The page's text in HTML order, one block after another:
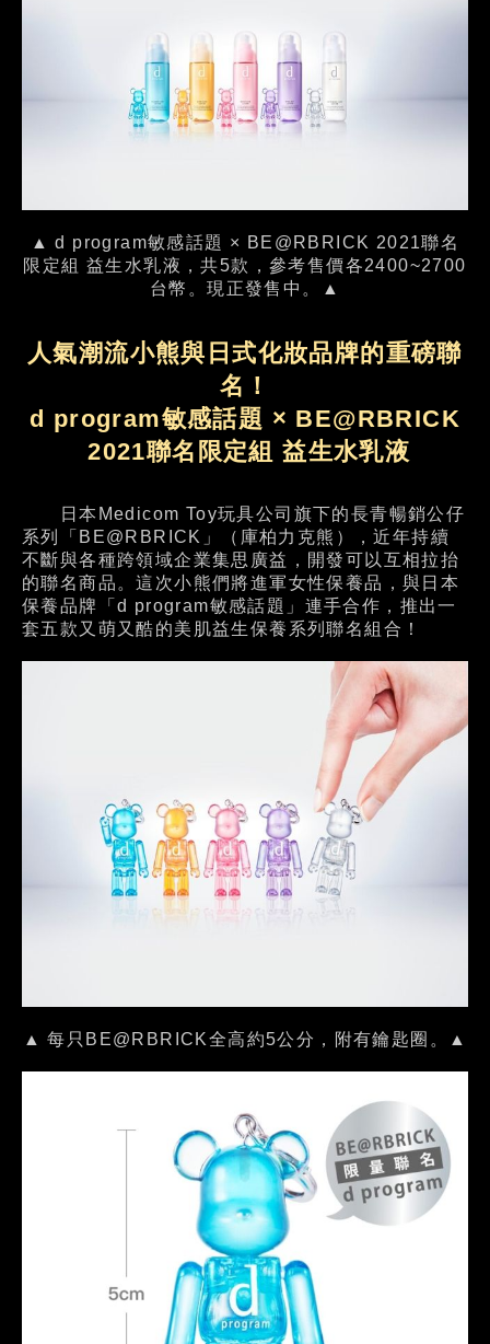
▲ d program敏感話題 × BE@RBRICK 2021聯名
限定組 益生水乳液，共5款，參考售價各2400~2700
台幣。現正發售中。▲
人氣潮流小熊與日式化妝品牌的重磅聯
名！
d program敏感話題 × BE@RBRICK
2021聯名限定組 益生水乳液
日本Medicom Toy玩具公司旗下的長青暢銷公仔
系列「BE@RBRICK」（庫柏力克熊），近年持續
不斷與各種跨領域企業集思廣益，開發可以互相拉抬
的聯名商品。這次小熊們將進軍女性保養品，與日本
保養品牌「d program敏感話題」連手合作，推出一
套五款又萌又酷的美肌益生保養系列聯名組合！
▲ 每只BE@RBRICK全高約5公分，附有鑰匙圈。▲